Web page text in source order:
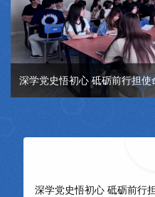
深学党史悟初心 砥砺前